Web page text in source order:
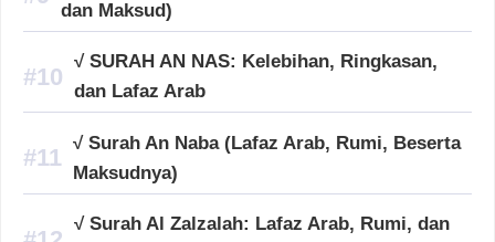
dan Maksud)
√ SURAH AN NAS: Kelebihan, Ringkasan,
dan Lafaz Arab
√ Surah An Naba (Lafaz Arab, Rumi, Beserta
Maksudnya)
√ Surah Al Zalzalah: Lafaz Arab, Rumi, dan